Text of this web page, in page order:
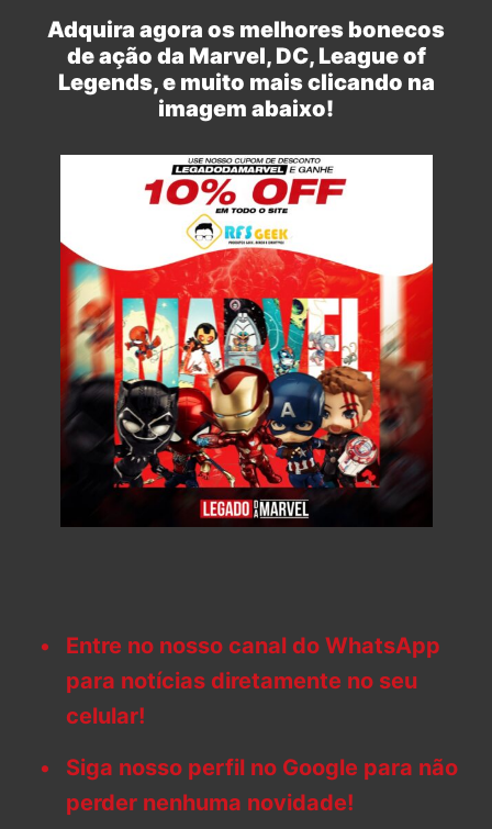
Adquira agora os melhores bonecos
de ação da Marvel, DC, League of
Legends, e muito mais clicando na
imagem abaixo!
Entre no nosso canal do WhatsApp
para notícias diretamente no seu
celular!
Siga nosso perfil no Google para não
perder nenhuma novidade!